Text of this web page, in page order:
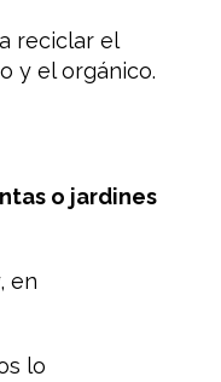
reciclar el
y el orgánico.
o jardines
en
lo